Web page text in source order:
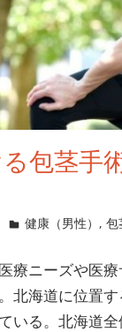
包茎手
健康（男性） ,包
療ニーズや医
北海道に位置
いる。北海道